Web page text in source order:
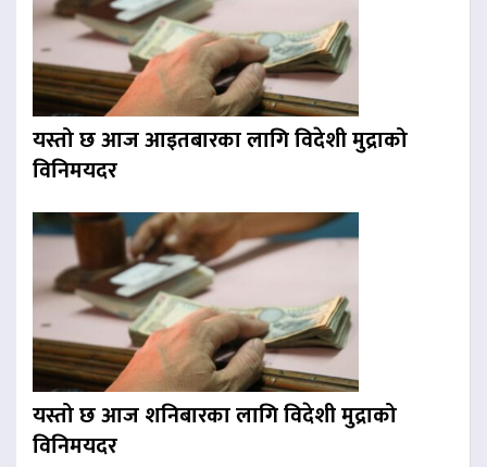
यस्तो छ आज आइतबारका लागि विदेशी मुद्राको
विनिमयदर
यस्तो छ आज शनिबारका लागि विदेशी मुद्राको
विनिमयदर